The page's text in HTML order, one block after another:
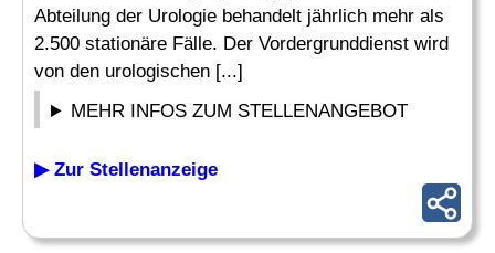
Abteilung der Urologie behandelt jährlich mehr als
2.500 stationäre Fälle. Der Vordergrunddienst wird
von den urologischen [...]
MEHR INFOS ZUM STELLENANGEBOT
▶ Zur Stellenanzeige